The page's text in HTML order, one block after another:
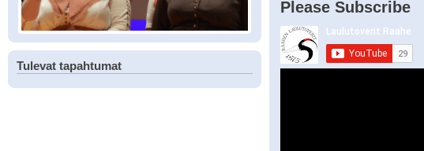
Please Subscribe
Tulevat tapahtumat